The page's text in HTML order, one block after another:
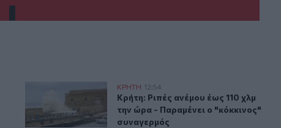
πυρκαγιάς
υψηλός ο κίνδυνος πυρκαγιάς
Κρήτη: Ριπές ανέμου έως 110 χλμ την ώρα - Παραμένει
ΚΡΗΤΗ 12:54
Κρήτη: Ριπές ανέμου έως 110 χλμ
Κρήτη: Ριπές ανέμου έως 110 χλμ
την ώρα - Παραμένει ο "κόκκινος"
συναγερμός